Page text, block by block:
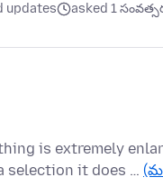
updates asked 1
is extremely
selection it does …